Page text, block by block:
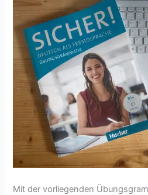
Mit der vorliegenden